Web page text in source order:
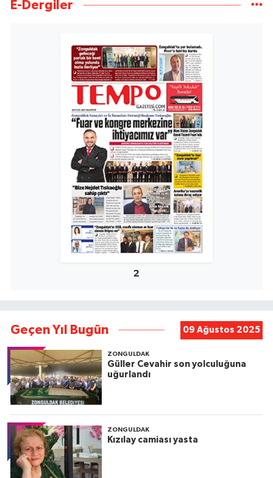
E-Dergiler
2
Geçen Yıl Bugün 09 Ağustos 2025
ZONGULDAK
Güller Cevahir son yolculuğuna
uğurlandı
ZONGULDAK
Kızılay camiası yasta